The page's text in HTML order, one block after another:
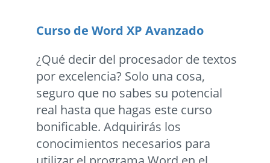
Curso de Word XP Avanzado
¿Qué decir del procesador de textos
por excelencia? Solo una cosa,
seguro que no sabes su potencial
real hasta que hagas este curso
bonificable. Adquirirás los
conocimientos necesarios para